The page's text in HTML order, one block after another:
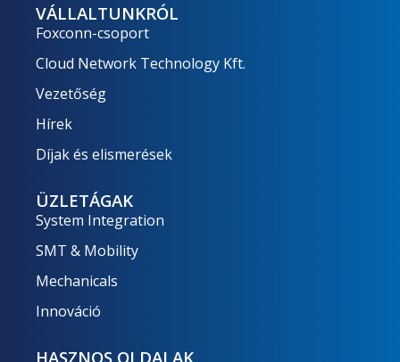
VÁLLALTUNKRÓL
Foxconn-csoport
Cloud Network Technology Kft.
Vezetőség
Hírek
Díjak és elismerések
ÜZLETÁGAK
System Integration
SMT & Mobility
Mechanicals
Innováció
HASZNOS OLDALAK